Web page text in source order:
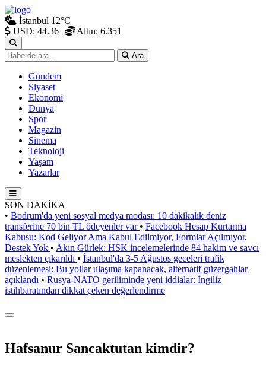
İstanbul 12°C
USD: 44.36 | Altın: 6.351
Ara
Gündem
Siyaset
Ekonomi
Dünya
Spor
Magazin
Sinema
Teknoloji
Yaşam
Yazarlar
SON DAKİKA
• Bodrum'da yeni sosyal medya modası: 10 dakikalık deniz
transferine 70 bin TL ödeyenler var • Facebook Hesap Kurtarma
Kabusu: Kod Geliyor Ama Kabul Edilmiyor, Formlar Açılmıyor,
Destek Yok • Akın Gürlek: HSK incelemelerinde 84 hakim ve savcı
meslekten çıkarıldı • İstanbul'da 3-5 Ağustos geceleri trafik
düzenlemesi: Bu yollar ulaşıma kapanacak, alternatif güzergahlar
açıklandı • Rusya-NATO geriliminde yeni iddialar: İngiliz
istihbaratından dikkat çeken değerlendirme
Hafsanur Sancaktutan kimdir?